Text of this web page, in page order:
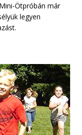
Ötpróbán már
legyen